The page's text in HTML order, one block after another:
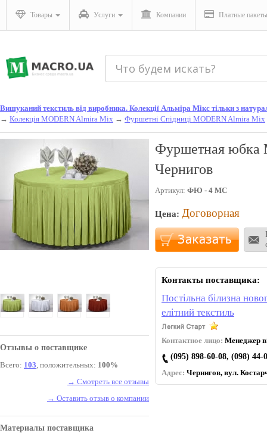
Товары Услуги Компании Платные пакеты
Вишуканий текстиль від виробника. Колекції Альміра Мікс тільки з
→ Колекція MODERN Almira Mix → Фуршетні Спідниці MODERN Almira Mix
Отзывы о поставщике
Всего: 103, положительных: 100%
→ Смотреть все отзывы
→ Оставить отзыв о компании
Материалы поставщика
Фуршетная юбка
Чернигов
Артикул: ФЮ - 4 МС
Цена: Договорная
Контакты поставщика:
Постільна білизна
елітний текстиль
Контактное лицо: Менеджер
(095) 898-60-08, (098) 44-
Адрес: Чернигов, вул.